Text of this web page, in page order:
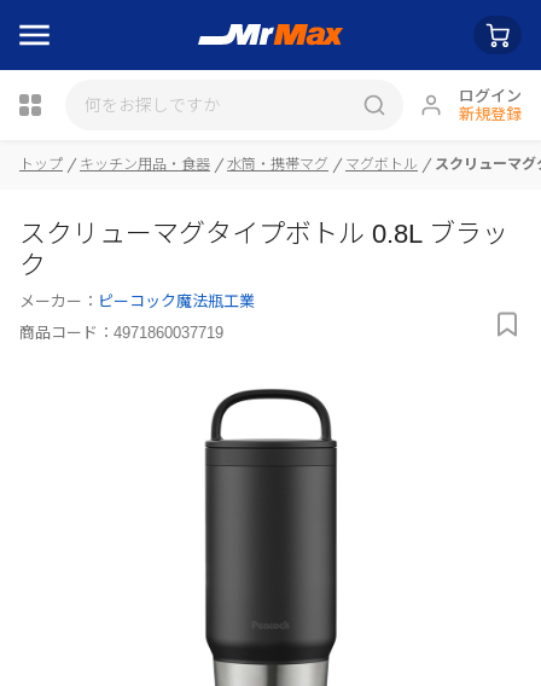
ログイン
新規登録
瓶詰
トップ キッチン用品・食器 水筒・携帯マグ マグボトル スクリューマ
スクリューマグタイプボトル 0.8L ブラッ
ク
メーカー： ピーコック魔法瓶工業
商品コード： 4971860037719